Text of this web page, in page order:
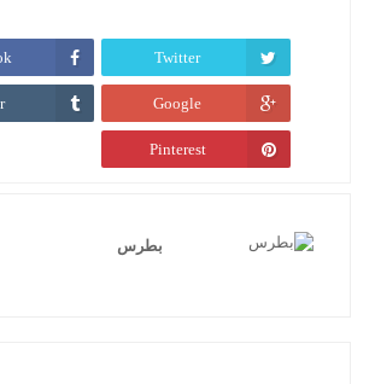
Twitter
Google
Pinterest
بطرس